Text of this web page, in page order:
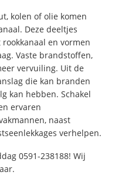
kolen of olie komen
Deze deeltjes
en vormen
Vaste brandstoffen,
vervuiling. Uit de
die kan branden
kan hebben. Schakel
ervaren
naast
verhelpen.
0591-238188! Wij